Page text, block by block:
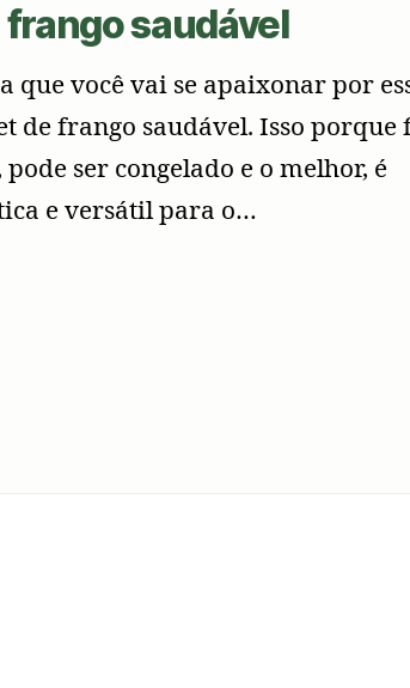
saudável
que você vai se apaixonar por
de frango saudável. Isso porque
ser congelado e o melhor, é
e versátil para o…